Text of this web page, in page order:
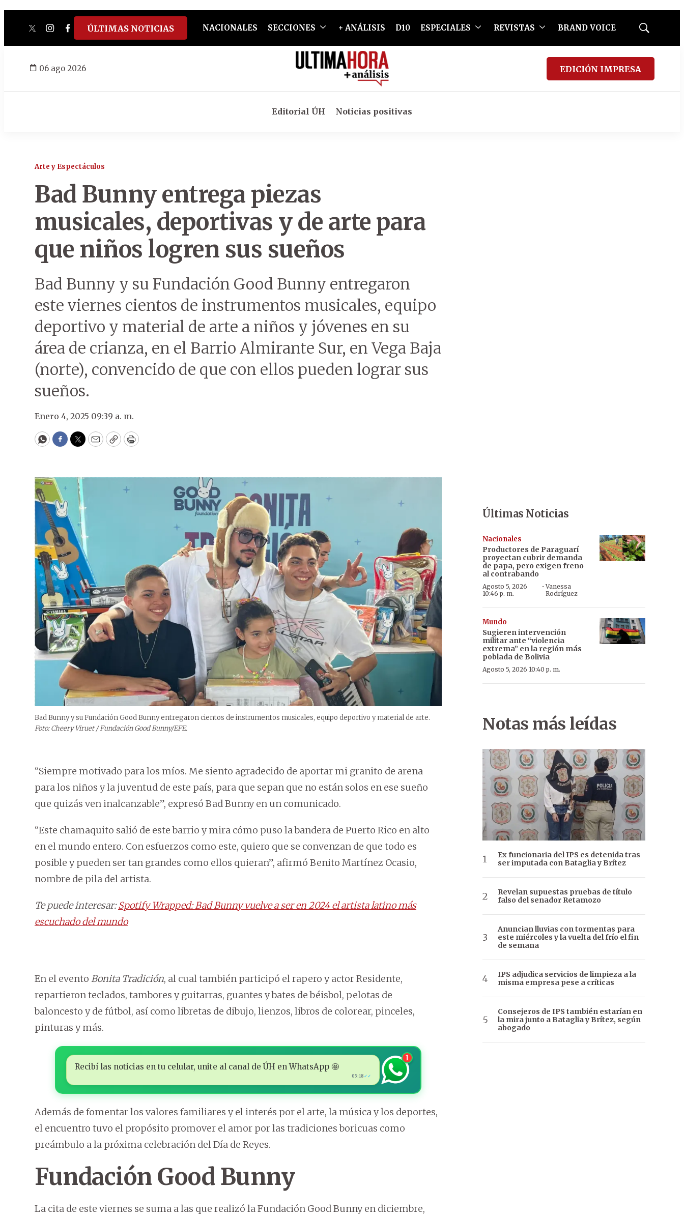
twitterinstagram
facebook
tiktokyoutube
spotify
ÚLTIMAS NOTICIAS NACIONALES SECCIONES + ANÁLISIS D10 ESPECIALES REVISTAS BRAND VOICE
Mostrar
06 ago 2026 EDICIÓN IMPRESA
Editorial ÚH Noticias positivas
Arte y Espectáculos
Bad Bunny entrega piezas
musicales, deportivas y de arte para
que niños logren sus sueños
Bad Bunny y su Fundación Good Bunny entregaron
este viernes cientos de instrumentos musicales, equipo
deportivo y material de arte a niños y jóvenes en su
área de crianza, en el Barrio Almirante Sur, en Vega Baja
(norte), convencido de que con ellos pueden lograr sus
sueños.
Enero 4, 2025 09:39 a. m.
WhatsApp
Facebook
Twitter
EmailCopyPrint
Bad Bunny y su Fundación Good Bunny entregaron cientos de instrumentos musicales, equipo deportivo y material de arte.
Foto: Cheery Viruet / Fundación Good Bunny/EFE.
“Siempre motivado para los míos. Me siento agradecido de aportar mi granito de arena
para los niños y la juventud de este país, para que sepan que no están solos en ese sueño
que quizás ven inalcanzable”, expresó Bad Bunny en un comunicado.
“Este chamaquito salió de este barrio y mira cómo puso la bandera de Puerto Rico en alto
en el mundo entero. Con esfuerzos como este, quiero que se convenzan de que todo es
posible y pueden ser tan grandes como ellos quieran”, afirmó Benito Martínez Ocasio,
nombre de pila del artista.
Te puede interesar:Spotify Wrapped: Bad Bunny vuelve a ser en 2024 el artista latino más
escuchado del mundo
En el evento Bonita Tradición, al cual también participó el rapero y actor Residente,
repartieron teclados, tambores y guitarras, guantes y bates de béisbol, pelotas de
baloncesto y de fútbol, así como libretas de dibujo, lienzos, libros de colorear, pinceles,
pinturas y más.
Recibí las noticias en tu celular, unite al canal de ÚH en WhatsApp 🤩
05:18 ✓✓
1
Además de fomentar los valores familiares y el interés por el arte, la música y los deportes,
el encuentro tuvo el propósito promover el amor por las tradiciones boricuas como
preámbulo a la próxima celebración del Día de Reyes.
Fundación Good Bunny
La cita de este viernes se suma a las que realizó la Fundación Good Bunny en diciembre,
Últimas Noticias
Nacionales
Productores de Paraguarí
proyectan cubrir demanda
de papa, pero exigen freno
al contrabando
Agosto 5, 2026
10:46 p. m.
·Vanessa
Rodríguez
Mundo
Sugieren intervención
militar ante “violencia
extrema” en la región más
poblada de Bolivia
Agosto 5, 2026 10:40 p. m.
Notas más leídas
Ex funcionaria del IPS es detenida tras
ser imputada con Bataglia y Brítez
Revelan supuestas pruebas de título
falso del senador Retamozo
Anuncian lluvias con tormentas para
este miércoles y la vuelta del frío el fin
de semana
IPS adjudica servicios de limpieza a la
misma empresa pese a críticas
Consejeros de IPS también estarían en
la mira junto a Bataglia y Brítez, según
abogado